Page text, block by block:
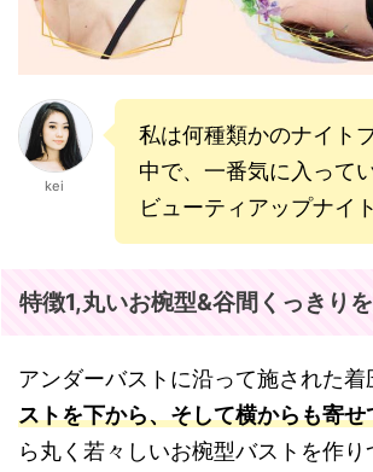
kei
私は何種類かのナイト
中で、一番気に入って
ビューティアップナイ
特徴1,丸いお椀型&谷間くっきり
アンダーバストに沿って施された
ストを下から、そして横からも寄せ
ら丸く若々しいお椀型バストを作り